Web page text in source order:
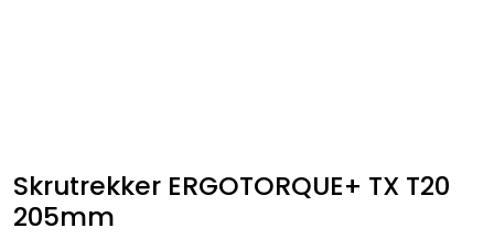
Skrutrekker ERGOTORQUE+ TX T20
205mm